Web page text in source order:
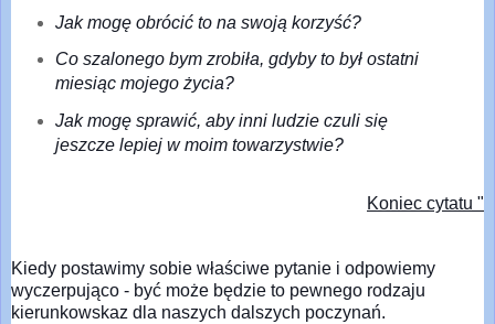
Jak mogę obrócić to na swoją korzyść?
Co szalonego bym zrobiła, gdyby to był ostatni
miesiąc mojego życia?
Jak mogę sprawić, aby inni ludzie czuli się
jeszcze lepiej w moim towarzystwie?
Koniec cytatu "
Kiedy postawimy sobie właściwe pytanie i odpowiemy
wyczerpująco - być może będzie to pewnego rodzaju
kierunkowskaz dla naszych dalszych poczynań.